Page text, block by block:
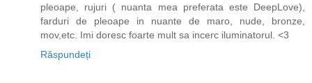
pleoape, rujuri ( nuanta mea preferata este DeepLove),
farduri de pleoape in nuante de maro, nude, bronze,
mov,etc. Imi doresc foarte mult sa incerc iluminatorul. <3
Răspundeți